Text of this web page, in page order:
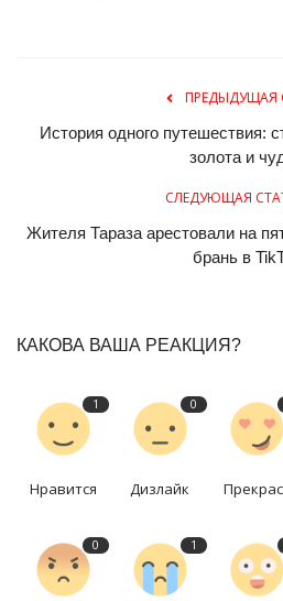
ПРЕДЫДУЩАЯ
История одного путешествия:
золота и
СЛЕДУЮЩАЯ
Жителя Тараза арестовали на
брань в
КАКОВА ВАША РЕАКЦИЯ?
1
Нравится
0
Дизлайк
0 1